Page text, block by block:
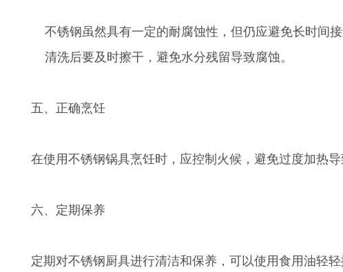
不锈钢虽然具有一定的耐腐蚀性，但仍应避免长时间接
清洗后要及时擦干，避免水分残留导致腐蚀。
五、正确烹饪
在使用不锈钢锅具烹饪时，应控制火候，避免过度加热导
六、定期保养
定期对不锈钢厨具进行清洁和保养，可以使用食用油轻